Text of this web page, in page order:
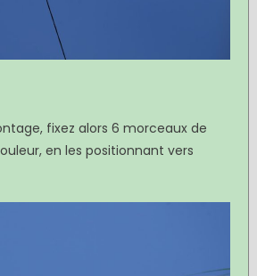
fixez alors 6 morceaux de
en les positionnant vers